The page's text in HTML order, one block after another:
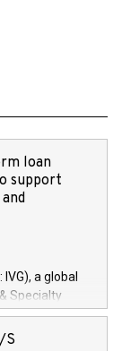
loan
support
IVG), a global
Specialty
arenas,
million
S